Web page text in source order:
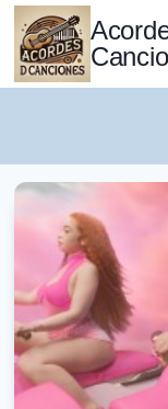
Saltar
contenido